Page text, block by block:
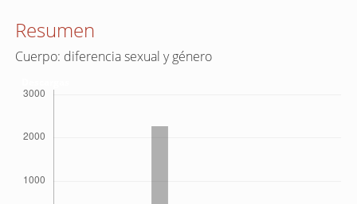
del
artículo
Resumen
Cuerpo: diferencia sexual y género